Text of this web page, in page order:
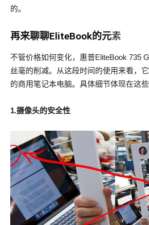
的。
再来聊聊EliteBook的元素
不管价格如何变化，惠普EliteBook 735
丝毫的削减。从这段时间的使用来看，
的商用笔记本电脑。具体细节体现在这些
1.摄像头的安全性